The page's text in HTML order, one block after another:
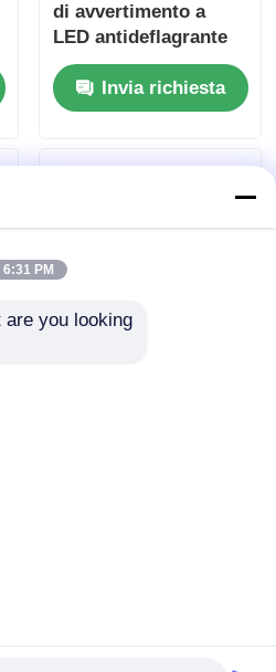
di avvertimento a
LED antideflagrante
per la sicurezza degli
impiantiInvia richiesta
6:31 PM
are you looking